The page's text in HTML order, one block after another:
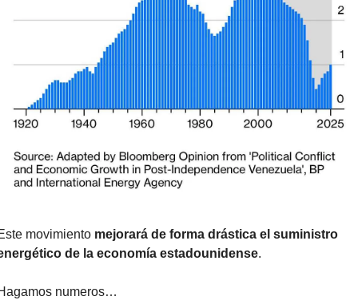
movimiento mejorará de forma drástica el suministro
de la economía estadounidense.
numeros…